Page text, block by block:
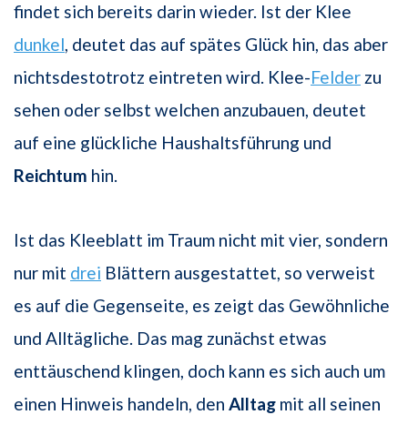
findet sich bereits darin wieder. Ist der Klee
dunkel, deutet das auf spätes Glück hin, das aber
nichtsdestotrotz eintreten wird. Klee-Felder zu
sehen oder selbst welchen anzubauen, deutet
auf eine glückliche Haushaltsführung und
Reichtum hin.
Ist das Kleeblatt im Traum nicht mit vier, sondern
nur mit drei Blättern ausgestattet, so verweist
es auf die Gegenseite, es zeigt das Gewöhnliche
und Alltägliche. Das mag zunächst etwas
enttäuschend klingen, doch kann es sich auch um
einen Hinweis handeln, den Alltag mit all seinen